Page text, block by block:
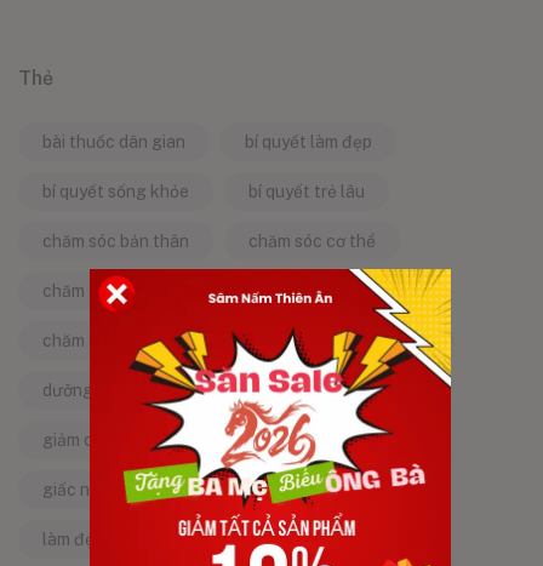
Thẻ
bài thuốc dân gian bí quyết làm đẹp
bí quyết sống khỏe bí quyết trẻ lâu
chăm sóc bản thân chăm sóc cơ thể
chăm sóc da chăm sóc sức khỏe
chăm sóc sức khỏe tự nhiên chống lão hóa
dưỡng da tự nhiên dưỡng sinh
giảm căng thẳng giảm stress
giấc ngủ ngon kinh nghiệm dân gian
làm đẹp từ bên trong làm đẹp tự nhiên